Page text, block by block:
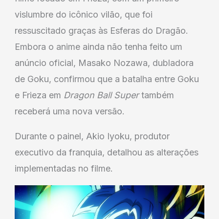
vislumbre do icônico vilão, que foi
ressuscitado graças às Esferas do Dragão.
Embora o anime ainda não tenha feito um
anúncio oficial, Masako Nozawa, dubladora
de Goku, confirmou que a batalha entre Goku
e Frieza em Dragon Ball Supertambém
receberá uma nova versão.
Durante o painel, Akio Iyoku, produtor
executivo da franquia, detalhou as alterações
implementadas no filme.